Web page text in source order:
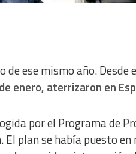
ese mismo año. Desde
enero, aterrizaron en
por el Programa de
El plan se había puesto